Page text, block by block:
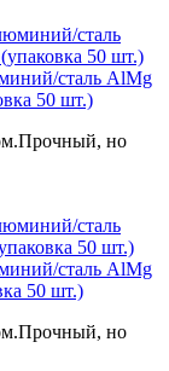
сталь AlMg
50 шт.)
но
сталь AlMg
50 шт.)
но